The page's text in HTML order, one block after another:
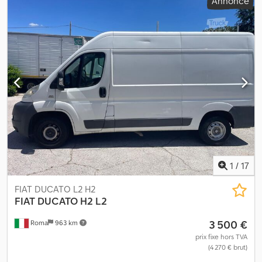
Longueur : 360 Largeur : 175 Hauteur : 200 Charge utile : 1265 kg *
d’immatriculation : FC723JK 5 500 € + TVA
1 / 17
Roma 963 km
FIAT DUCATO L2 H2
FIAT DUCATO H2 L2
3 500 €
prix fixe hors TVA
(4 270 € brut)